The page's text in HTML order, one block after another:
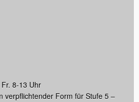
8-13 Uhr
verpflichtender Form für Stufe 5 –